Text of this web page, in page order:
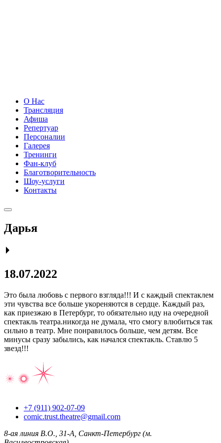
О Нас
Трансляция
Афиша
Репертуар
Персоналии
Галерея
Тренинги
Фан-клуб
Благотворительность
Шоу-услуги
Контакты
Дарья
18.07.2022
Это была любовь с первого взгляда!!! И с каждый спектаклем
эти чувства все больше укореняются в сердце. Каждый раз,
как приезжаю в Петербург, то обязательно иду на очередной
спектакль театра.никогда не думала, что смогу влюбиться так
сильно в театр. Мне понравилось больше, чем детям. Все
минусы сразу забылись, как начался спектакль. Ставлю 5
звезд!!!
+7 (911) 902-07-09
comic.trust.theatre@gmail.com
8-ая линия В.О., 31-А, Санкт-Петербург (м.